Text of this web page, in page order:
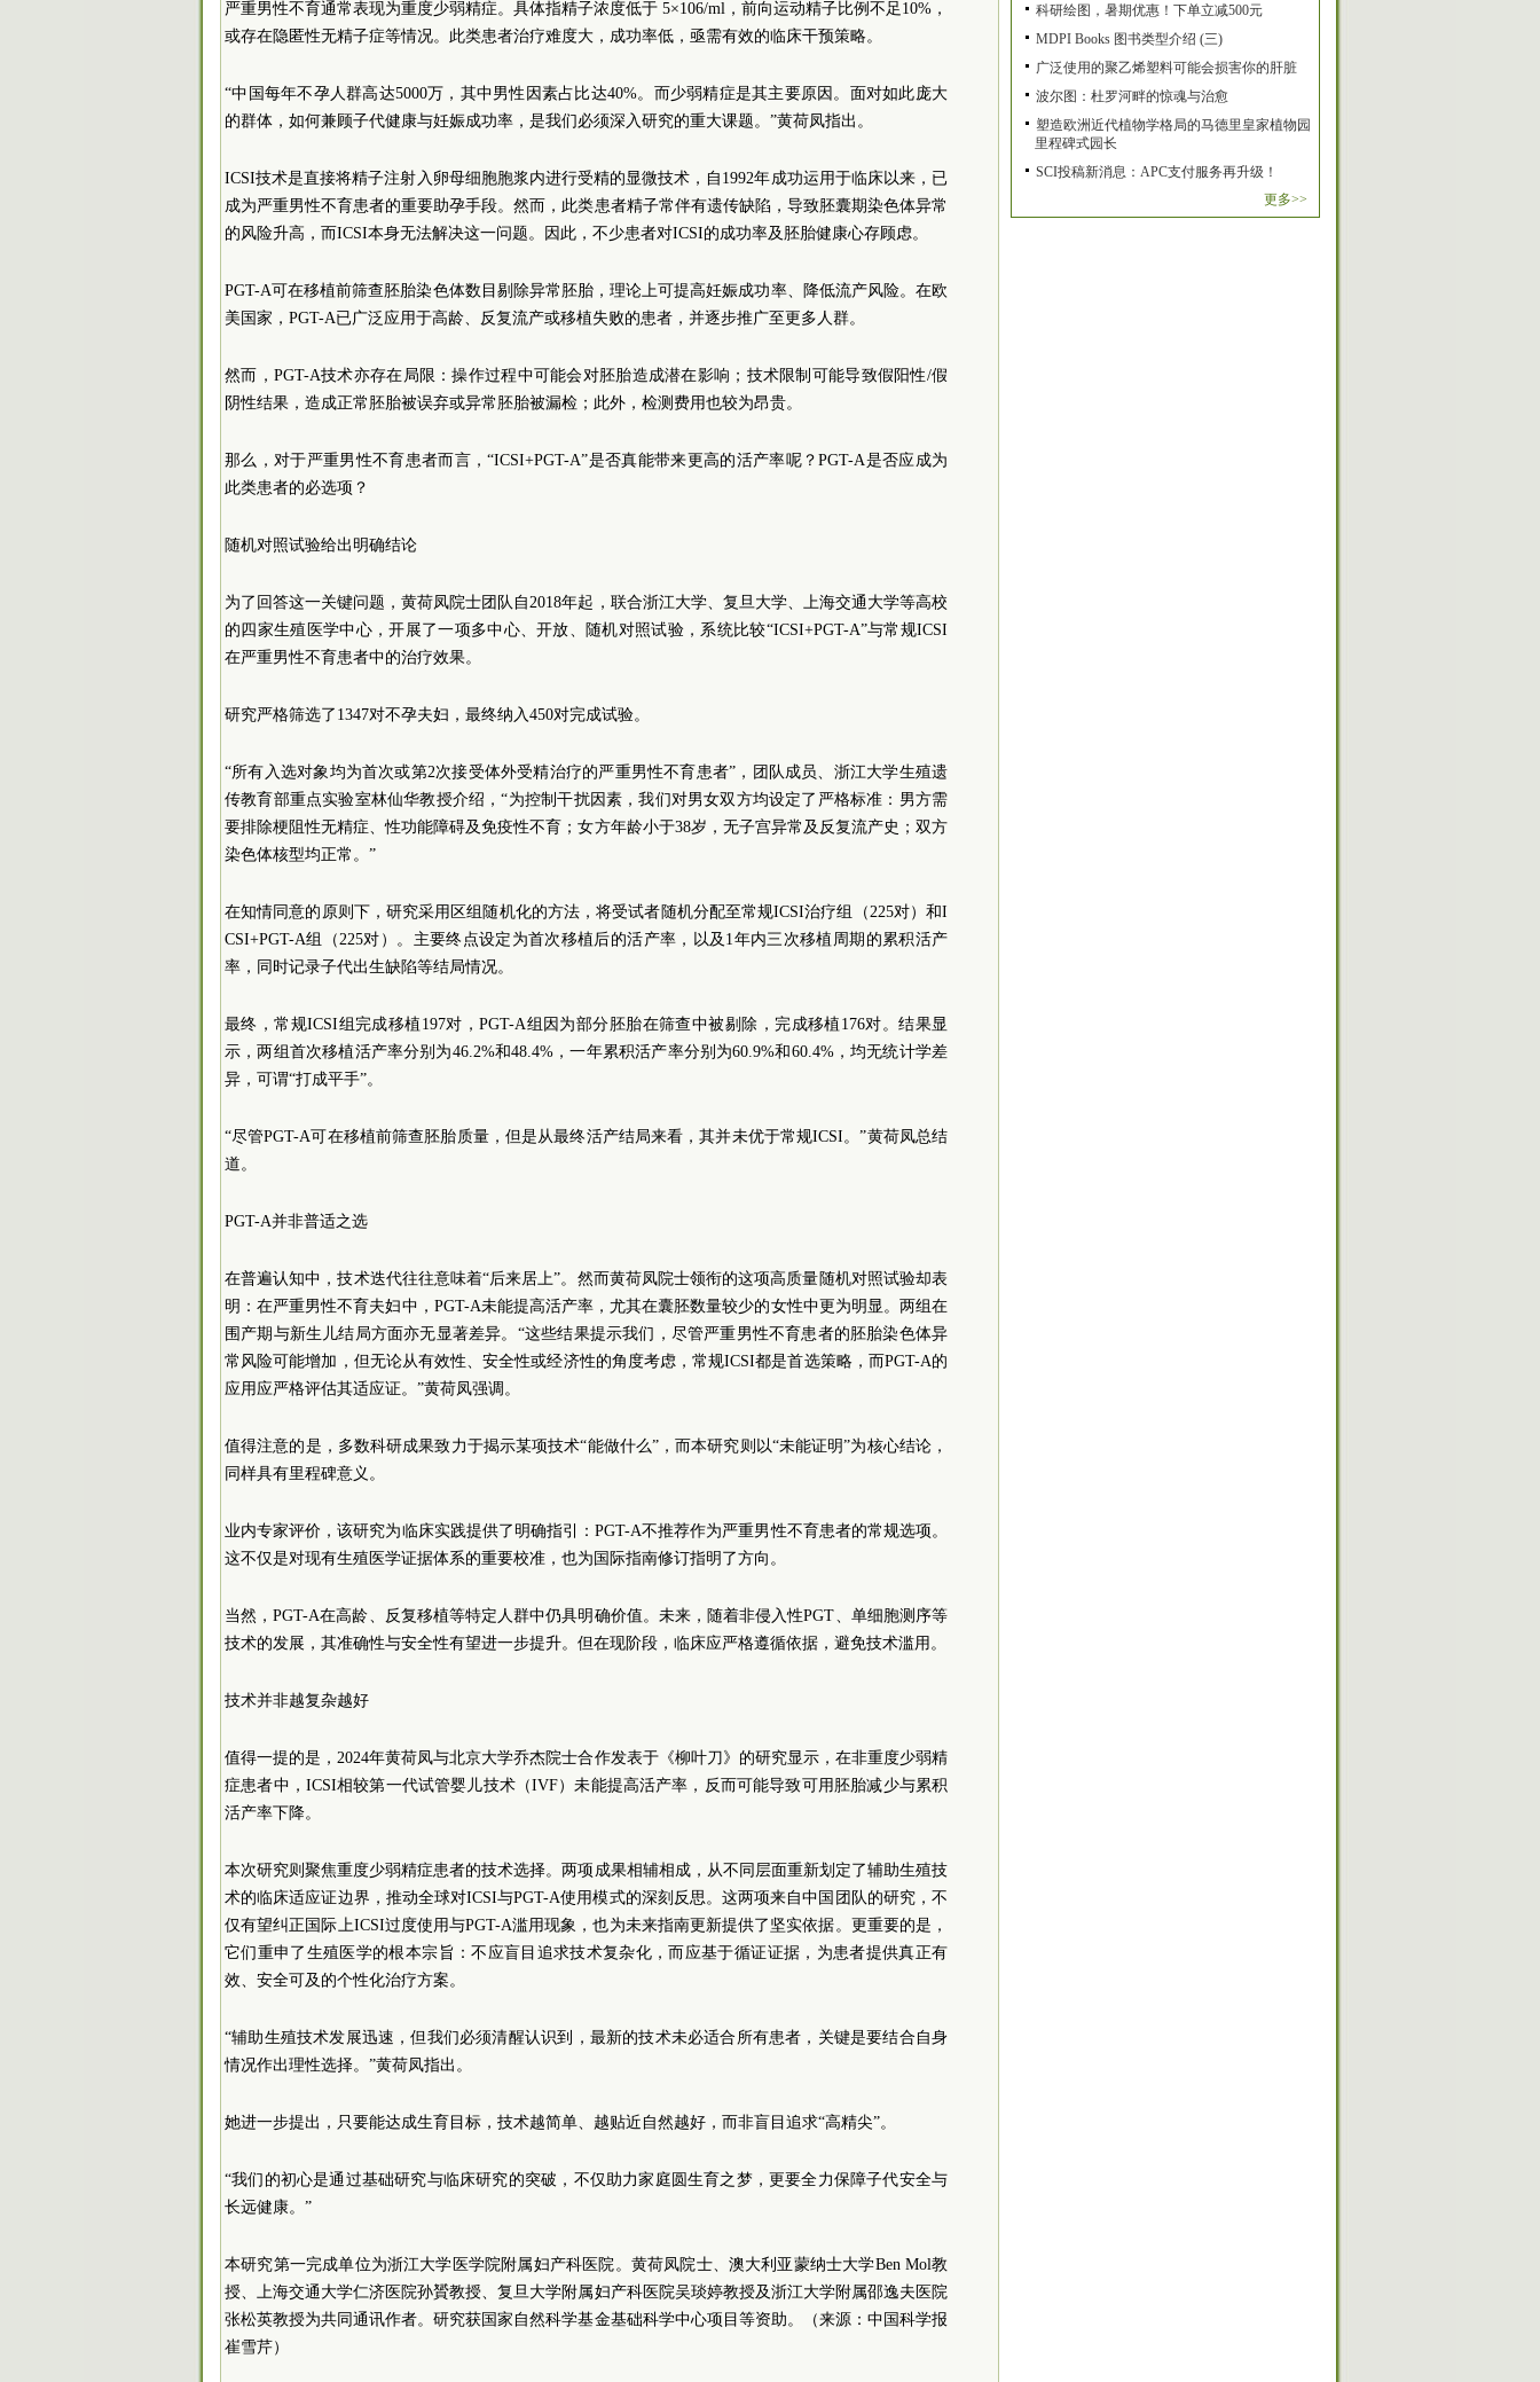
严重男性不育通常表现为重度少弱精症。具体指精子浓度低于 5×106/ml，前向运动精子比例不足10%，
或存在隐匿性无精子症等情况。此类患者治疗难度大，成功率低，亟需有效的临床干预策略。
“中国每年不孕人群高达5000万，其中男性因素占比达40%。而少弱精症是其主要原因。面对如此庞大
的群体，如何兼顾子代健康与妊娠成功率，是我们必须深入研究的重大课题。”黄荷凤指出。
ICSI技术是直接将精子注射入卵母细胞胞浆内进行受精的显微技术，自1992年成功运用于临床以来，已
成为严重男性不育患者的重要助孕手段。然而，此类患者精子常伴有遗传缺陷，导致胚囊期染色体异常
的风险升高，而ICSI本身无法解决这一问题。因此，不少患者对ICSI的成功率及胚胎健康心存顾虑。
PGT-A可在移植前筛查胚胎染色体数目剔除异常胚胎，理论上可提高妊娠成功率、降低流产风险。在欧
美国家，PGT-A已广泛应用于高龄、反复流产或移植失败的患者，并逐步推广至更多人群。
然而，PGT-A技术亦存在局限：操作过程中可能会对胚胎造成潜在影响；技术限制可能导致假阳性/假
阴性结果，造成正常胚胎被误弃或异常胚胎被漏检；此外，检测费用也较为昂贵。
那么，对于严重男性不育患者而言，“ICSI+PGT-A”是否真能带来更高的活产率呢？PGT-A是否应成为
此类患者的必选项？
随机对照试验给出明确结论
为了回答这一关键问题，黄荷凤院士团队自2018年起，联合浙江大学、复旦大学、上海交通大学等高校
的四家生殖医学中心，开展了一项多中心、开放、随机对照试验，系统比较“ICSI+PGT-A”与常规ICSI
在严重男性不育患者中的治疗效果。
研究严格筛选了1347对不孕夫妇，最终纳入450对完成试验。
“所有入选对象均为首次或第2次接受体外受精治疗的严重男性不育患者”，团队成员、浙江大学生殖遗
传教育部重点实验室林仙华教授介绍，“为控制干扰因素，我们对男女双方均设定了严格标准：男方需
要排除梗阻性无精症、性功能障碍及免疫性不育；女方年龄小于38岁，无子宫异常及反复流产史；双方
染色体核型均正常。”
在知情同意的原则下，研究采用区组随机化的方法，将受试者随机分配至常规ICSI治疗组（225对）和I
CSI+PGT-A组（225对）。主要终点设定为首次移植后的活产率，以及1年内三次移植周期的累积活产
率，同时记录子代出生缺陷等结局情况。
最终，常规ICSI组完成移植197对，PGT-A组因为部分胚胎在筛查中被剔除，完成移植176对。结果显
示，两组首次移植活产率分别为46.2%和48.4%，一年累积活产率分别为60.9%和60.4%，均无统计学差
异，可谓“打成平手”。
“尽管PGT-A可在移植前筛查胚胎质量，但是从最终活产结局来看，其并未优于常规ICSI。”黄荷凤总结
道。
PGT-A并非普适之选
在普遍认知中，技术迭代往往意味着“后来居上”。然而黄荷凤院士领衔的这项高质量随机对照试验却表
明：在严重男性不育夫妇中，PGT-A未能提高活产率，尤其在囊胚数量较少的女性中更为明显。两组在
围产期与新生儿结局方面亦无显著差异。“这些结果提示我们，尽管严重男性不育患者的胚胎染色体异
常风险可能增加，但无论从有效性、安全性或经济性的角度考虑，常规ICSI都是首选策略，而PGT-A的
应用应严格评估其适应证。”黄荷凤强调。
值得注意的是，多数科研成果致力于揭示某项技术“能做什么”，而本研究则以“未能证明”为核心结论，
同样具有里程碑意义。
业内专家评价，该研究为临床实践提供了明确指引：PGT-A不推荐作为严重男性不育患者的常规选项。
这不仅是对现有生殖医学证据体系的重要校准，也为国际指南修订指明了方向。
当然，PGT-A在高龄、反复移植等特定人群中仍具明确价值。未来，随着非侵入性PGT、单细胞测序等
技术的发展，其准确性与安全性有望进一步提升。但在现阶段，临床应严格遵循依据，避免技术滥用。
技术并非越复杂越好
值得一提的是，2024年黄荷凤与北京大学乔杰院士合作发表于《柳叶刀》的研究显示，在非重度少弱精
症患者中，ICSI相较第一代试管婴儿技术（IVF）未能提高活产率，反而可能导致可用胚胎减少与累积
活产率下降。
本次研究则聚焦重度少弱精症患者的技术选择。两项成果相辅相成，从不同层面重新划定了辅助生殖技
术的临床适应证边界，推动全球对ICSI与PGT-A使用模式的深刻反思。这两项来自中国团队的研究，不
仅有望纠正国际上ICSI过度使用与PGT-A滥用现象，也为未来指南更新提供了坚实依据。更重要的是，
它们重申了生殖医学的根本宗旨：不应盲目追求技术复杂化，而应基于循证证据，为患者提供真正有
效、安全可及的个性化治疗方案。
“辅助生殖技术发展迅速，但我们必须清醒认识到，最新的技术未必适合所有患者，关键是要结合自身
情况作出理性选择。”黄荷凤指出。
她进一步提出，只要能达成生育目标，技术越简单、越贴近自然越好，而非盲目追求“高精尖”。
“我们的初心是通过基础研究与临床研究的突破，不仅助力家庭圆生育之梦，更要全力保障子代安全与
长远健康。”
本研究第一完成单位为浙江大学医学院附属妇产科医院。黄荷凤院士、澳大利亚蒙纳士大学Ben Mol教
授、上海交通大学仁济医院孙贇教授、复旦大学附属妇产科医院吴琰婷教授及浙江大学附属邵逸夫医院
张松英教授为共同通讯作者。研究获国家自然科学基金基础科学中心项目等资助。（来源：中国科学报
崔雪芹）
科研绘图，暑期优惠！下单立减500元
MDPI Books 图书类型介绍 (三)
广泛使用的聚乙烯塑料可能会损害你的肝脏
波尔图：杜罗河畔的惊魂与治愈
塑造欧洲近代植物学格局的马德里皇家植物园
里程碑式园长
SCI投稿新消息：APC支付服务再升级！
更多>>